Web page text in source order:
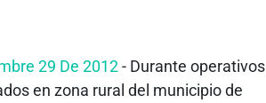
29 De 2012- Durante operativos
en zona rural del municipio de